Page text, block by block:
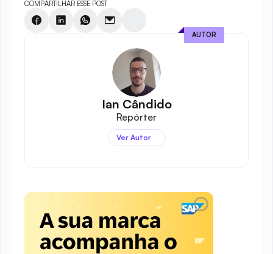
COMPARTILHAR ESSE POST
Ian Cândido
Repórter
Ver Autor
AUTOR